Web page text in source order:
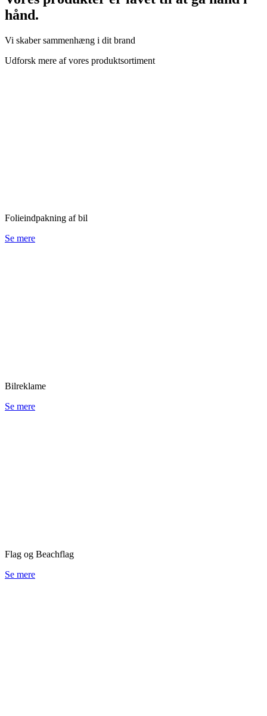
hånd.
Vi skaber sammenhæng i dit brand
Udforsk mere af vores produktsortiment
Folieindpakning af bil
Se mere
Bilreklame
Se mere
Flag og Beachflag
Se mere